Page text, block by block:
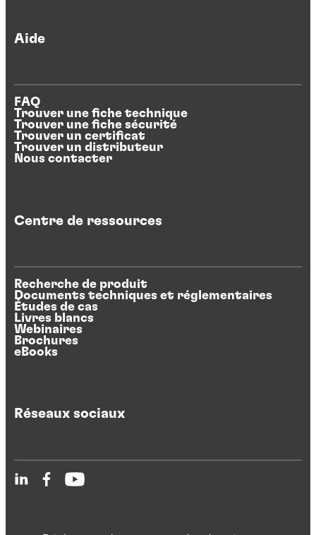
Aide
FAQ
Trouver une fiche technique
Trouver une fiche sécurité
Trouver un certificat
Trouver un distributeur
Nous contacter
Centre de ressources
Recherche de produit
Documents techniques et réglementaires
Études de cas
Livres blancs
Webinaires
Brochures
eBooks
Réseaux sociaux